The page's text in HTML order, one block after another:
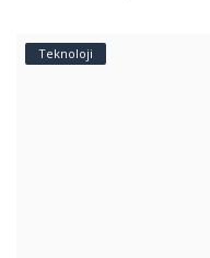
Teknoloji